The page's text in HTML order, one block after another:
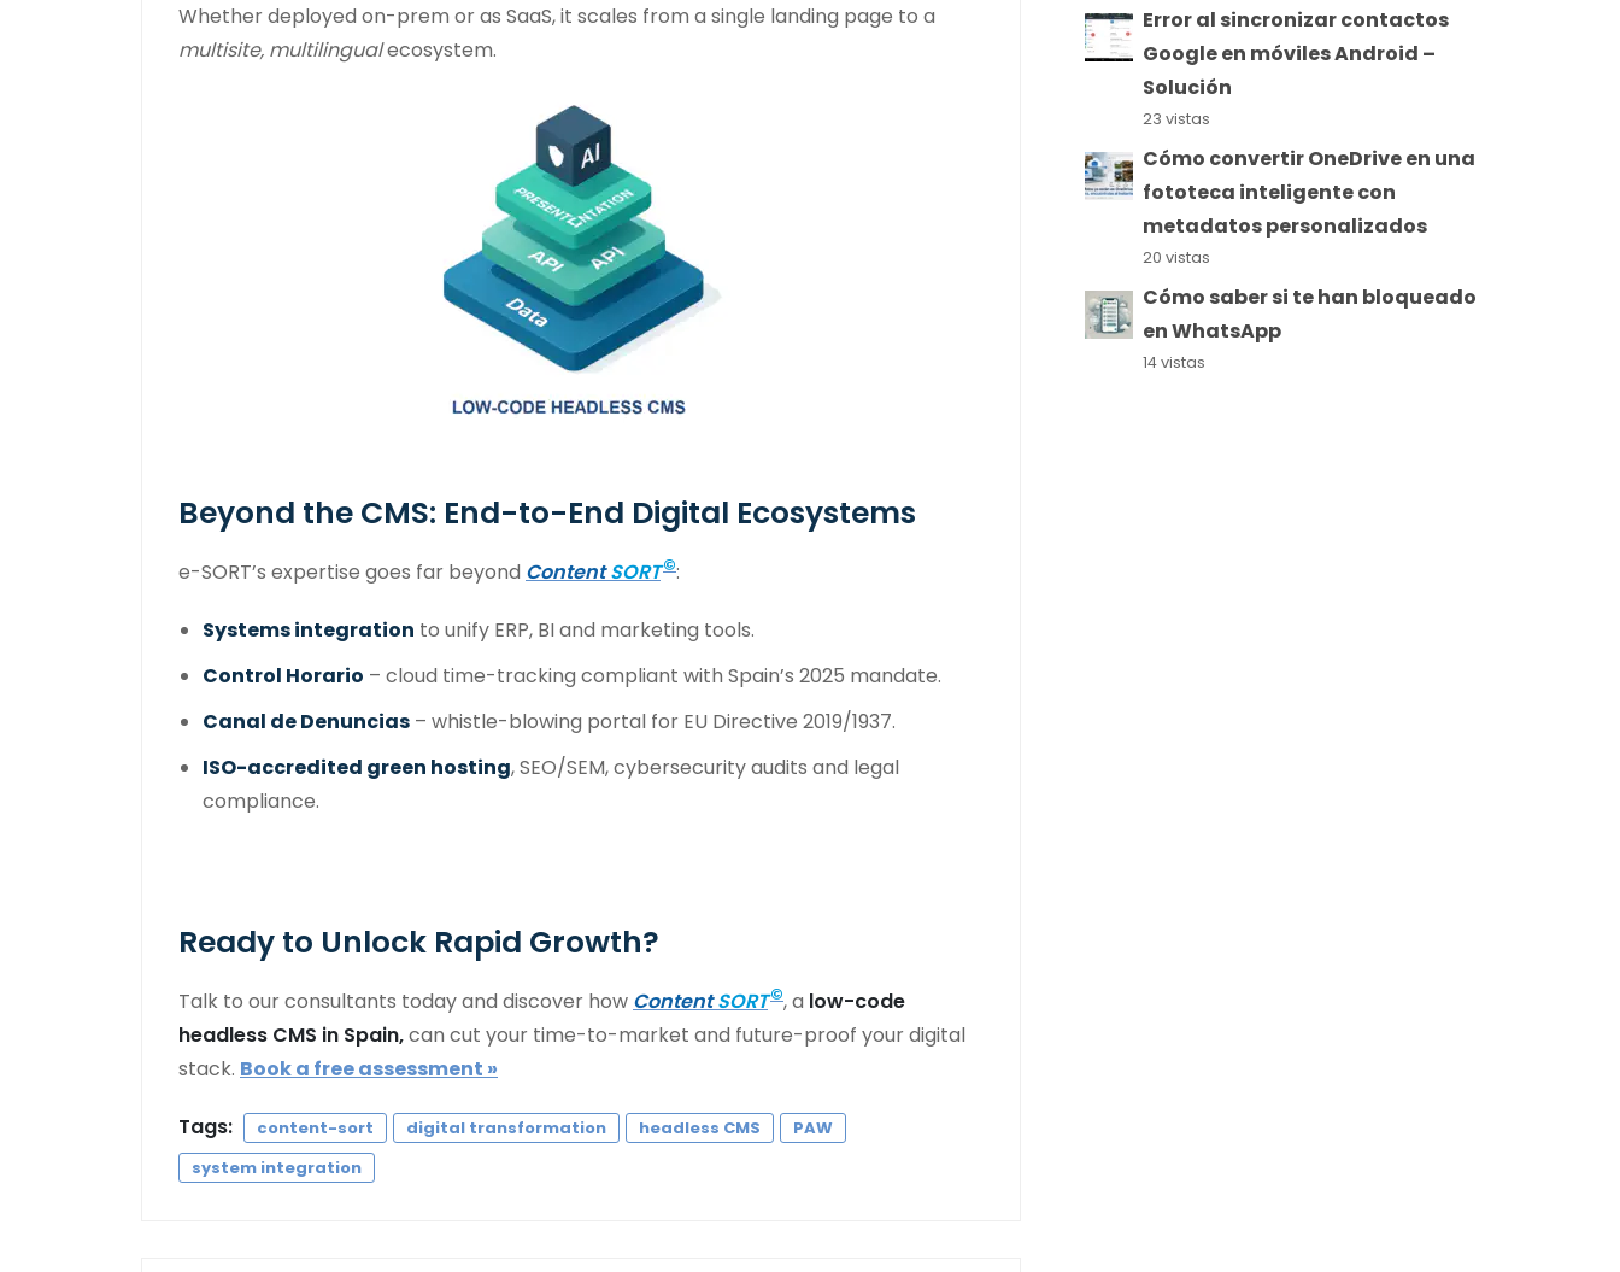
Whether deployed on-prem or as SaaS, it scales from a single landing page to a
multisite, multilingualecosystem.
Beyond the CMS: End-to-End Digital Ecosystems
e-SORT’s expertise goes far beyond Content SORT©:
Systems integration to unify ERP, BI and marketing tools.
Control Horario – cloud time-tracking compliant with Spain’s 2025 mandate.
Canal de Denuncias – whistle-blowing portal for EU Directive 2019/1937.
ISO-accredited green hosting, SEO/SEM, cybersecurity audits and legal
compliance.
Ready to Unlock Rapid Growth?
Talk to our consultants today and discover how Content SORT©, a low-code
headless CMS in Spain,can cut your time-to-market and future-proof your digital
stack. Book a free assessment »
Tags: content-sort digital transformation headless CMS
PAW
system integration
Error al sincronizar contactos
Google en móviles Android –
Solución
23 vistas
Cómo convertir OneDrive en una
fototeca inteligente con
metadatos personalizados
20 vistas
Cómo saber si te han bloqueado
en WhatsApp
14 vistas